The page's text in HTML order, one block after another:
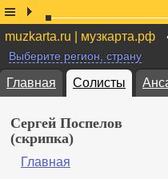
muzkarta.ru | музкарта.рф
Выберите регион, страну
Главная Солисты
Сергей Поспелов
(скрипка)
Главная